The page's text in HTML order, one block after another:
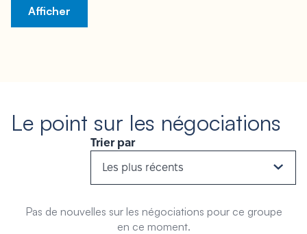
Afficher
Le point sur les négociations
Trier par
Les plus récents
Pas de nouvelles sur les négociations pour ce groupe
en ce moment.